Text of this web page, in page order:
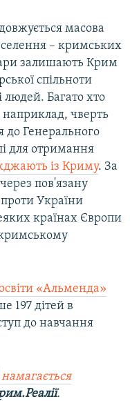
масова
– кримських
залишають Крим
спільноти
людей. Багато хто
чверть
до Генерального
для отримання
із Криму. За
пов'язану
України
країнах Європи
«Альменда»
197 дітей в
до навчання
.